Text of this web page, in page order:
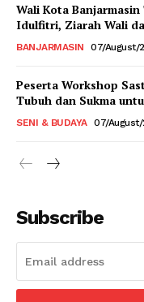
Wali Kota
Idulfitri, Ziarah Wali
BANJARMASIN 07/August/
Peserta Workshop
Tubuh dan Sukma
SENI & BUDAYA 07/
Subscribe